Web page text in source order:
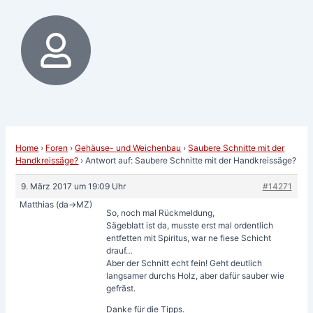
Home › Foren › Gehäuse- und Weichenbau › Saubere Schnitte mit der
Handkreissäge? › Antwort auf: Saubere Schnitte mit der Handkreissäge?
9. März 2017 um 19:09 Uhr
#14271
Matthias (da->MZ)
So, noch mal Rückmeldung,
Sägeblatt ist da, musste erst mal ordentlich
entfetten mit Spiritus, war ne fiese Schicht
drauf…
Aber der Schnitt echt fein! Geht deutlich
langsamer durchs Holz, aber dafür sauber wie
gefräst.
Danke für die Tipps.